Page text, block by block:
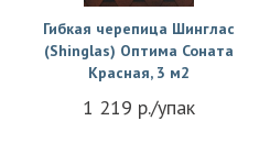
Гибкая черепица Шинглас
(Shinglas) Оптима Соната
Красная, 3 м2
1 219 р./упак